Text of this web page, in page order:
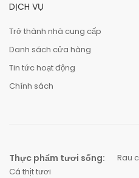
DỊCH VỤ
Trở thành nhà cung cấp
Danh sách cửa hàng
Tin tức hoạt động
Chính sách
Thực phẩm tươi sống: Rau
Cá thịt tươi